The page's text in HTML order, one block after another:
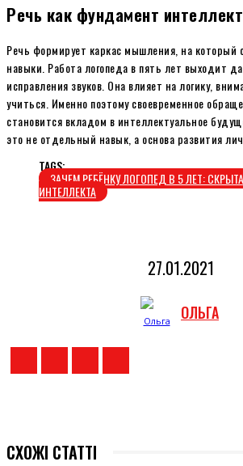
Речь как фундамент
Речь формирует каркас мышления, на который
навыки. Работа логопеда в пять лет выходит
исправления звуков. Она влияет на логику,
учиться. Именно поэтому своевременное
становится вкладом в интеллектуальное
это не отдельный навык, а основа развития
TAGS:
ЗАЧЕМ РЕБЁНКУ ЛОГОПЕД В 5 ЛЕТ:
ИНТЕЛЛЕКТА
27.01.2021
ОЛЬГА
СХОЖІ СТАТТІ